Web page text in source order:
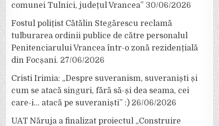
comunei Tulnici, județul Vrancea” 30/06/2026
Fostul polițist Cătălin Stegărescu reclamă
tulburarea ordinii publice de către personalul
Penitenciarului Vrancea într-o zonă rezidențială
din Focșani. 27/06/2026
Cristi Irimia: „Despre suveranism, suveraniști și
cum se atacă singuri, fără să-și dea seama, cei
care-i… atacă pe suveraniști” :) 26/06/2026
UAT Năruja a finalizat proiectul „Construire